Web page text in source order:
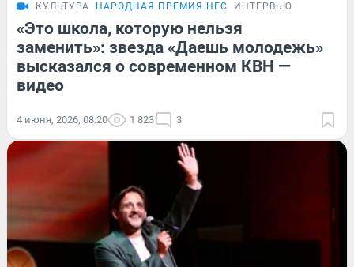
КУЛЬТУРА НАРОДНАЯ ПРЕМИЯ НГС ИНТЕРВЬЮ
«Это школа, которую нельзя
заменить»: звезда «Даешь молодежь»
высказался о современном КВН —
видео
4 июня, 2026, 08:20 1 823 3